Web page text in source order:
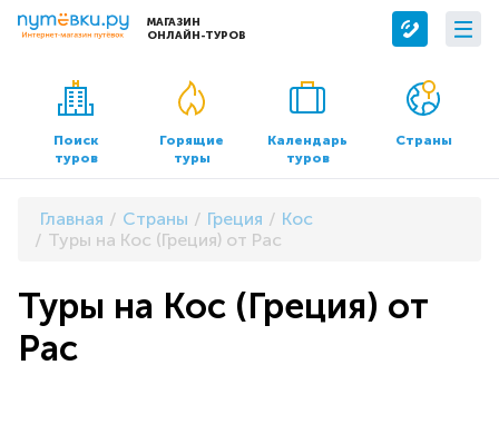
МАГАЗИН
ОНЛАЙН-ТУРОВ
Сервисы
Бронирование отелей
Трансфер
О компании
О нас
Контакты
Документы и реквизиты
Поиск
туров
Горящие
туры
Календарь
туров
Страны
Главная Страны Греция
Кос
Туры на Кос (Греция) от Pac
Туры на Кос (Греция) от
Pac